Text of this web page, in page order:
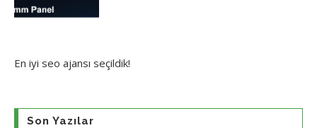
En iyi seo ajansı seçildik!
Son Yazılar